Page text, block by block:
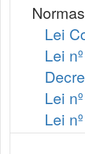
Lei
Lei
Lei
Lei